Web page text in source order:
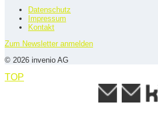
Datenschutz
Impressum
Kontakt
Zum Newsletter anmelden
© 2026 invenio AG
TOP